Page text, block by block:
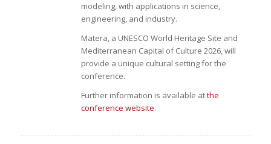
modeling, with applications in science,
engineering, and industry.
Matera, a UNESCO World Heritage Site and
Mediterranean Capital of Culture 2026, will
provide a unique cultural setting for the
conference.
Further information is available atthe
conference website.